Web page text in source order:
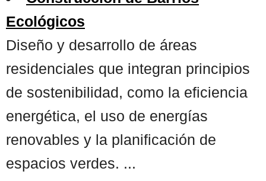
Ecológicos
Diseño y desarrollo de áreas
residenciales que integran principios
de sostenibilidad, como la eficiencia
energética, el uso de energías
renovables y la planificación de
espacios verdes. ...